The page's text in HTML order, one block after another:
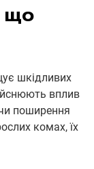
що
шкідливих
вплив
поширення
комах, їх